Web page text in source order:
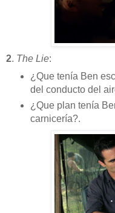
2. The Lie:
¿Que tenía Ben
del conducto del
¿Que plan tenía
carnicería?.